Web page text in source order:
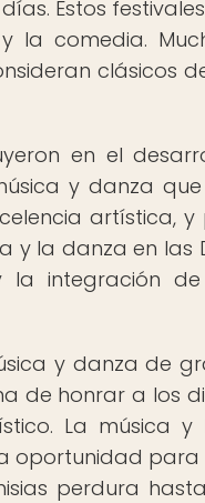
Estos
la comedia.
clásicos
en el
y danza
artística,
y la danza en
integración
y danza de
de honrar a los
La música
oportunidad
perdura